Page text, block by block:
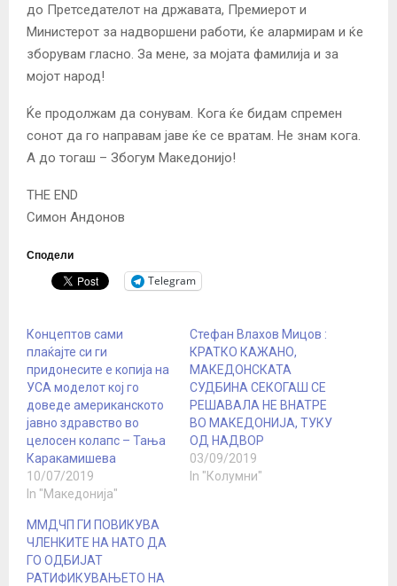
до Претседателот на државата, Премиерот и
Министерот за надворшени работи, ќе алармирам и ќе
зборувам гласно. За мене, за мојата фамилија и за
мојот народ!
Ќе продолжам да сонувам. Кога ќе бидам спремен
сонот да го направам јаве ќе се вратам. Не знам кога.
А до тогаш – Збогум Македонијо!
THE END
Симон Андонов
Сподели
Telegram
Концептов сами
плаќајте си ги
придонесите е копија на
УСА моделот кој го
доведе американското
јавно здравство во
целосен колапс – Taња
Каракамишева
10/07/2019
In "Македонија"
Стефан Влахов Мицов :
КРАТКО КАЖАНО,
МАКЕДОНСКАТА
СУДБИНА СЕКОГАШ СЕ
РЕШАВАЛА НЕ ВНАТРЕ
ВО МАКЕДОНИЈА, ТУКУ
ОД НАДВОР
03/09/2019
In "Колумни"
ММДЧП ГИ ПОВИКУВА
ЧЛЕНКИТЕ НА НАТО ДА
ГО ОДБИЈАТ
РАТИФИКУВАЊЕТО НА